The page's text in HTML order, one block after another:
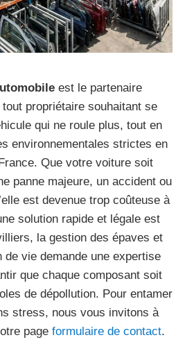
est le partenaire
propriétaire souhaitant se
qui ne roule plus, tout en
environnementales strictes en
Que votre voiture soit
panne majeure, un accident ou
est devenue trop coûteuse à
solution rapide et légale est
la gestion des épaves et
vie demande une expertise
que chaque composant soit
de dépollution. Pour entamer
stress, nous vous invitons à
page formulaire de contact.